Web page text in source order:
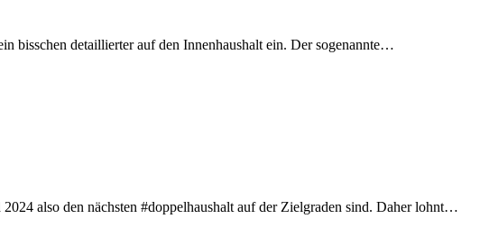
bisschen detaillierter auf den Innenhaushalt ein. Der sogenannte…
also den nächsten #doppelhaushalt auf der Zielgraden sind. Daher lohnt…